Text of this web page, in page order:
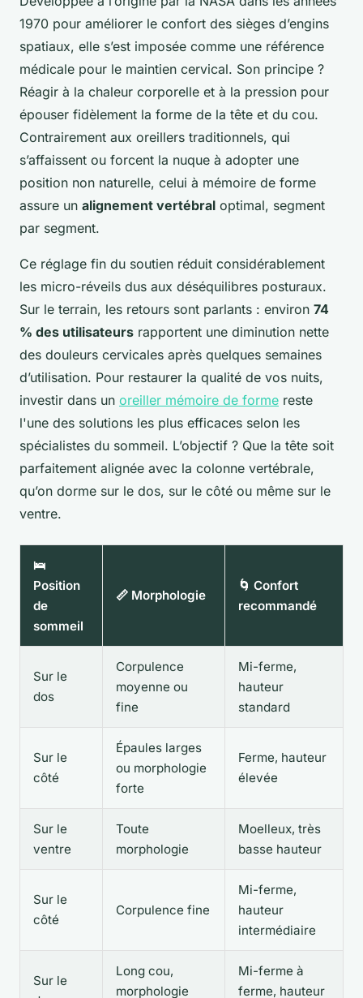
1970 pour améliorer le confort des sièges d’engins
spatiaux, elle s’est imposée comme une référence
médicale pour le maintien cervical. Son principe ?
Réagir à la chaleur corporelle et à la pression pour
épouser fidèlement la forme de la tête et du cou.
Contrairement aux oreillers traditionnels, qui
s’affaissent ou forcent la nuque à adopter une
position non naturelle, celui à mémoire de forme
assure un alignement vertébral optimal, segment
par segment.
Ce réglage fin du soutien réduit considérablement
les micro-réveils dus aux déséquilibres posturaux.
Sur le terrain, les retours sont parlants : environ 74
% des utilisateurs rapportent une diminution nette
des douleurs cervicales après quelques semaines
d’utilisation. Pour restaurer la qualité de vos nuits,
investir dans un oreiller mémoire de forme reste
l'une des solutions les plus efficaces selon les
spécialistes du sommeil. L’objectif ? Que la tête soit
parfaitement alignée avec la colonne vertébrale,
qu’on dorme sur le dos, sur le côté ou même sur le
ventre.
🛌
Position
de
sommeil
📏 Morphologie
🌀 Confort
recommandé
Sur le
dos
Corpulence
moyenne ou
fine
Mi-ferme,
hauteur
standard
Sur le
côté
Épaules larges
ou morphologie
forte
Ferme, hauteur
élevée
Sur le
ventre
Toute
morphologie
Moelleux, très
basse hauteur
Sur le
côté
Corpulence fine
Mi-ferme,
hauteur
intermédiaire
Sur le
Long cou,
morphologie
Mi-ferme à
ferme, hauteur